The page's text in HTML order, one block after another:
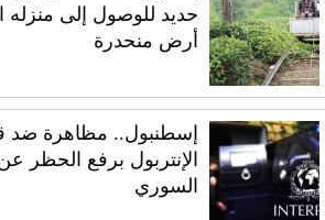
حديد للوصول إلى منزله
أرض منحدرة
إسطنبول.. مظاهرة ضد
الإنتربول برفع الحظر
السوري